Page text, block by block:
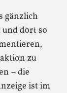
gänzlich
dort so
zu
– die
ist im